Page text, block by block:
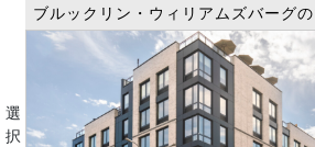
選
択
ブルックリン・ウィリアムズバーグ